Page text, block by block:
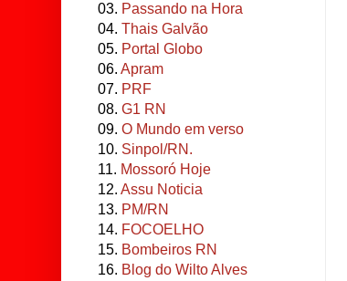
03. Passando na Hora
04. Thais Galvão
05. Portal Globo
06. Apram
07. PRF
08. G1 RN
09. O Mundo em verso
10. Sinpol/RN.
11. Mossoró Hoje
12. Assu Noticia
13. PM/RN
14. FOCOELHO
15. Bombeiros RN
16. Blog do Wilto Alves